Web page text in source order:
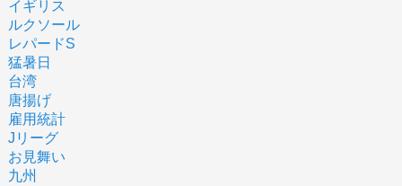
イギリス
ルクソール
レパードS
猛暑日
台湾
唐揚げ
雇用統計
Jリーグ
お見舞い
九州